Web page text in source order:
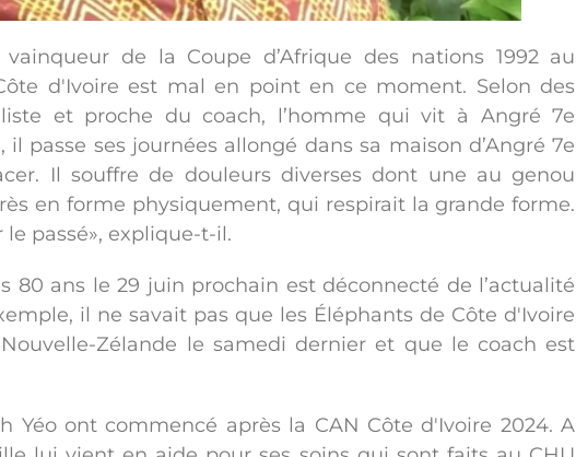
vainqueur de la Coupe d’Afrique des nations 1992 au
d'Ivoire est mal en point en ce moment. Selon des
et proche du coach, l’homme qui vit à Angré 7e
passe ses journées allongé dans sa maison d’Angré 7e
Il souffre de douleurs diverses dont une au genou
en forme physiquement, qui respirait la grande forme.
passé», explique-t-il.
80 ans le 29 juin prochain est déconnecté de l’actualité
il ne savait pas que les Éléphants de Côte d'Ivoire
Zélande le samedi dernier et que le coach est
Yéo ont commencé après la CAN Côte d'Ivoire 2024. A